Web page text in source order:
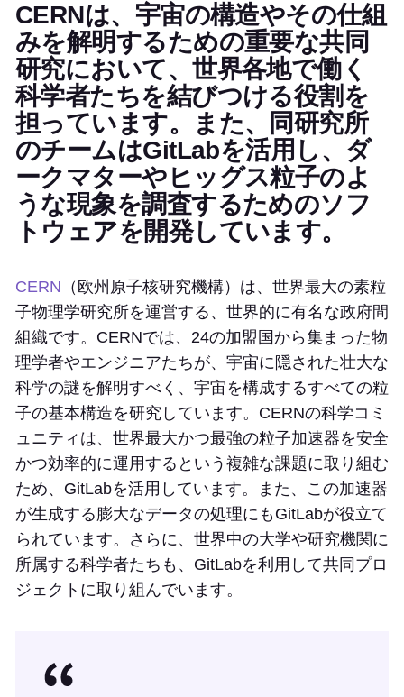
CERNは、宇宙の構造やその仕組
みを解明するための重要な共同
研究において、世界各地で働く
科学者たちを結びつける役割を
担っています。また、同研究所
のチームはGitLabを活用し、ダ
ークマターやヒッグス粒子のよ
うな現象を調査するためのソフ
トウェアを開発しています。
CERN （欧州原子核研究機構）は、世界最大の素粒
子物理学研究所を運営する、世界的に有名な政府間
組織です。CERNでは、24の加盟国から集まった物
理学者やエンジニアたちが、宇宙に隠された壮大な
科学の謎を解明すべく、宇宙を構成するすべての粒
子の基本構造を研究しています。CERNの科学コミ
ュニティは、世界最大かつ最強の粒子加速器を安全
かつ効率的に運用するという複雑な課題に取り組む
ため、GitLabを活用しています。また、この加速器
が生成する膨大なデータの処理にもGitLabが役立て
られています。さらに、世界中の大学や研究機関に
所属する科学者たちも、GitLabを利用して共同プロ
ジェクトに取り組んでいます。